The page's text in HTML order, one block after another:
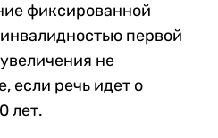
фиксированной
первой
не
если речь идет о
лет.